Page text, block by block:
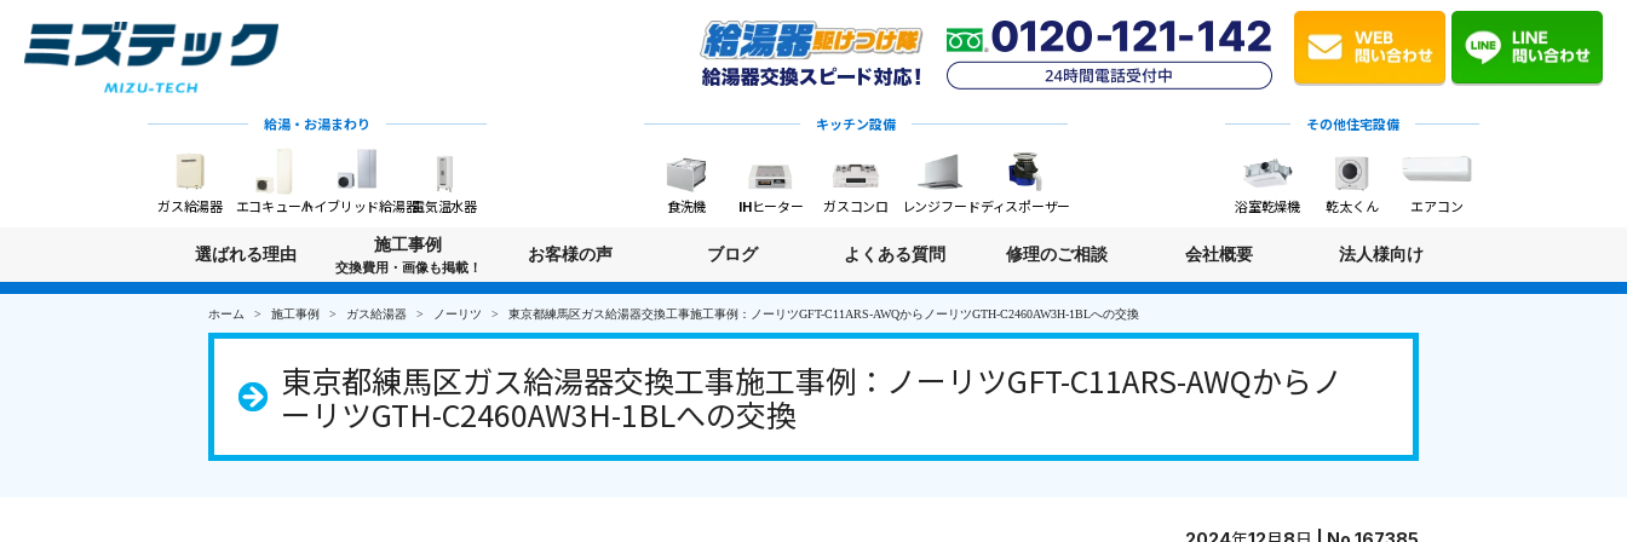
給湯・お湯まわり
ガス給湯器 エコキュートハイブリッド給湯器電気温水器
キッチン設備
食洗機 IHヒーター ガスコンロ レンジフードディスポーザー
その他住宅設備
浴室乾燥機 乾太くん エアコン
選ばれる理由
施工事例
交換費用・画像も掲載！
お客様の声 ブログ よくある質問 修理のご相談 会社概要 法人様向け
ホーム 施工事例 ガス給湯器 ノーリツ 東京都練馬区ガス給湯器交換工事施工事例：ノーリツGFT-C11ARS-AWQからノーリツGTH-C2460AW3H-1BLへの交換
東京都練馬区ガス給湯器交換工事施工事例：ノーリツGFT-C11ARS-AWQからノ
ーリツGTH-C2460AW3H-1BLへの交換